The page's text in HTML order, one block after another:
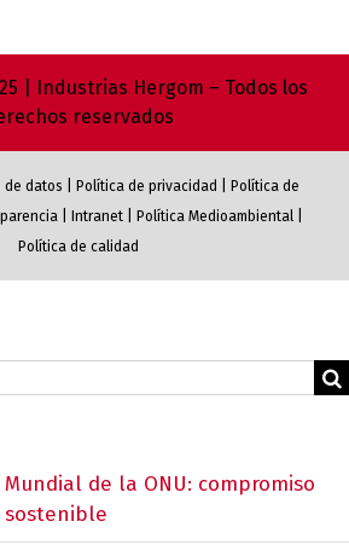
| Industrias Hergom – Todos los
reservados
de datos Política de privacidad
Política de
| Intranet| Política Medioambiental|
Política de calidad
de la ONU: compromiso